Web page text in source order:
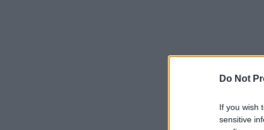
Do Not
If you wish
sensitive